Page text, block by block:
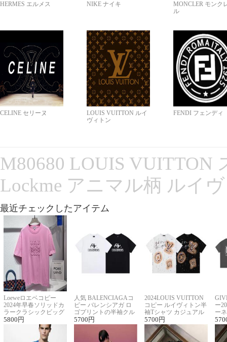
HERMES エルメス NIKE ナイキ
MONCLER モンク
ル
CELINE セリーヌ
LOUIS VUITTON ルイ
ヴィトン
FENDI フェンディ
M80680 LOUIS VUITTON
Lockme アニマル柄 ルイ
最近チェックしたアイテム
Loeweロエベコピー
2024年早春ソリッドカ
ラークラシックビッグ
ロゴ刺繍Tシャツ
5800 円
人気 BALENCIAGAコ
ピー バレンシアガ ロ
ゴプリントの半袖クル
ーネックTシャツ
5700 円
2024LOUIS VUITTON
コピー ルイヴィトン半
袖Tシャツ カジュアル
に馴染む 2色展開
5700 円
ー
ー
ー